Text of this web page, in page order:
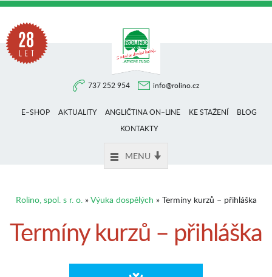
737 252 954 info@rolino.cz
E–SHOP AKTUALITY ANGLIČTINA ON–LINE KE STAŽENÍ
BLOG
KONTAKTY
MENU
Rolino, spol. s r. o.»Výuka dospělých » Termíny kurzů – přihláška
Termíny kurzů – přihláška